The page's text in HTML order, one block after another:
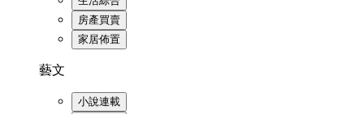
房產買賣
家居佈置
藝文
小說連載